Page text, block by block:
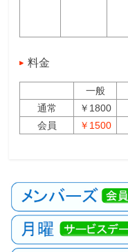
料金
一般
通常
￥1800
会員
￥1500